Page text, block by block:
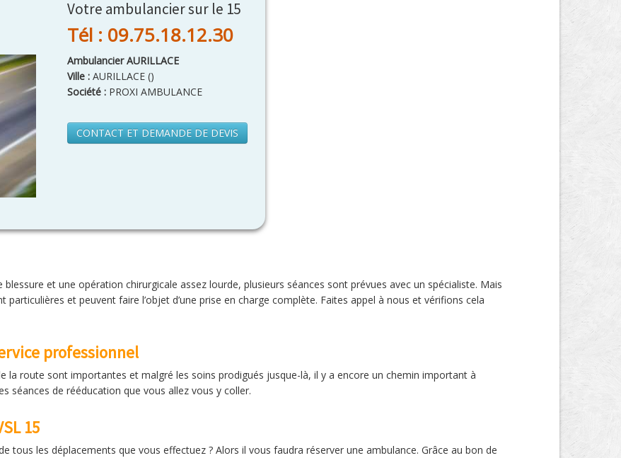
Votre ambulancier sur le 15
Tél : 09.75.18.12.30
Ambulancier AURILLACE
Ville : AURILLACE ()
Société : PROXI AMBULANCE
CONTACT ET DEMANDE DE DEVIS
et une opération chirurgicale assez lourde, plusieurs séances sont prévues avec un spécialiste. Mais
et peuvent faire l’objet d’une prise en charge complète. Faites appel à nous et vérifions cela
professionnel
la route sont importantes et malgré les soins prodigués jusque-là, il y a encore un chemin important à
séances de rééducation que vous allez vous y coller.
15
tous les déplacements que vous effectuez ? Alors il vous faudra réserver une ambulance. Grâce au bon de